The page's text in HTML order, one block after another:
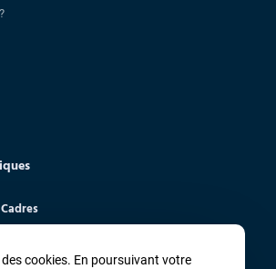
75003 Paris
cookies. En poursuivant votre